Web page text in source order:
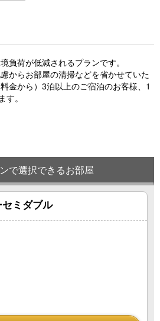
負荷が低減されるプランです。
からお部屋の清掃などを省かせていた
金から）3泊以上のご宿泊のお客様、1
。
で選択できるお部屋
セミダブル